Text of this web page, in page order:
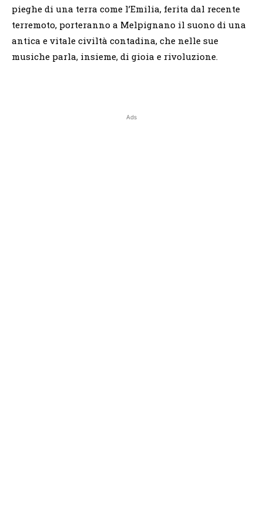
pieghe di una terra come l’Emilia, ferita dal recente
terremoto, porteranno a Melpignano il suono di una
antica e vitale civiltà contadina, che nelle sue
musiche parla, insieme, di gioia e rivoluzione.
Ads